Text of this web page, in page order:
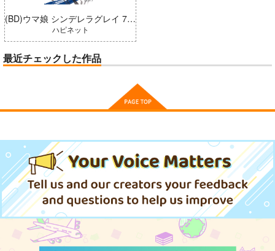
(BD)ウマ娘 シンデレラグレイ 7 豪華版 (とらのあな限定版)
ハピネット
最近チェックした作品